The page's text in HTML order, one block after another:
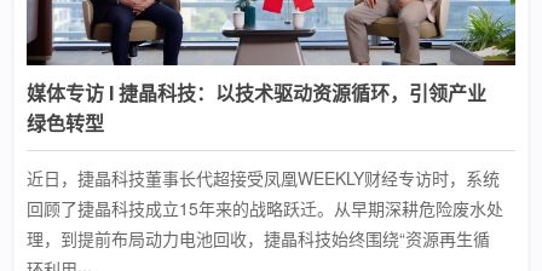
媒体专访 Ι 捷晶科技：以技术驱动资源循环，引领产业
绿色转型
近日，捷晶科技董事长代超接受凤凰WEEKLY财经专访时，系统
回顾了捷晶科技成立15年来的战略跃迁。从早期深耕危险废水处
理，到提前布局动力电池回收，捷晶科技始终围绕“资源再生循